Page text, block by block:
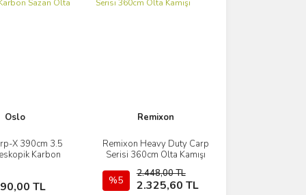
Oslo
X 390cm 3.5
Karbon
TL
İncele
Ekle
Remixon
Remixon Heavy Duty Carp
Serisi 360cm Olta Kamışı
%5
2.448,00 TL
2.325,60 TL
İncele
Sepete Ekle